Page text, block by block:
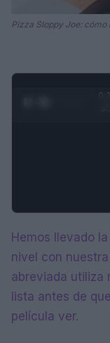
Pizza Sloppy Joe:
Hemos llevado
nivel con
abreviada utiliza
lista antes de
película ver.